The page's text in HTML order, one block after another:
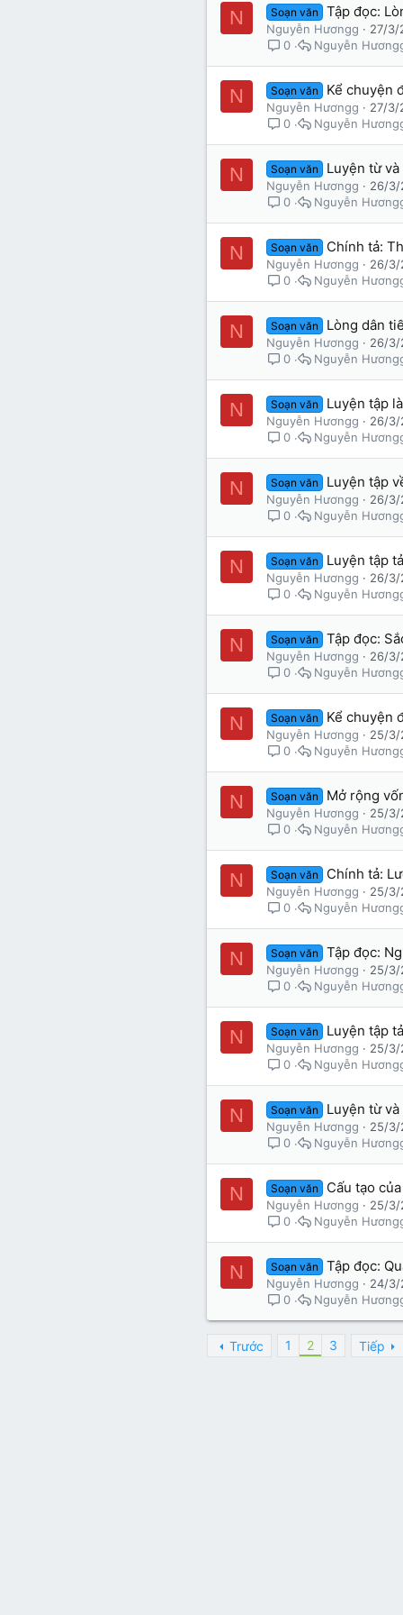
N Soạn văn Tập đọc:
Nguyễn Hươngg
27/3/
0
Nguyễn
N Soạn văn Kể chuyện
Nguyễn Hươngg
27/3/
0
Nguyễn
N Soạn văn Luyện từ
Nguyễn Hươngg
26/3/
0
Nguyễn
N Soạn văn Chính tả:
Nguyễn Hươngg
26/3/
0
Nguyễn
N Soạn văn Lòng dân
Nguyễn Hươngg
26/3/
0
Nguyễn
N Soạn văn Luyện tập
Nguyễn Hươngg
26/3/
0
Nguyễn
N Soạn văn Luyện tập
Nguyễn Hươngg
26/3/
0
Nguyễn
N Soạn văn Luyện tập
Nguyễn Hươngg
26/3/
0
Nguyễn
N Soạn văn Tập đọc:
Nguyễn Hươngg
26/3/
0
Nguyễn
N Soạn văn Kể chuyện
Nguyễn Hươngg
25/3/
0
Nguyễn
N Soạn văn Mở rộng
Nguyễn Hươngg
25/3/
0
Nguyễn
N Soạn văn Chính tả:
Nguyễn Hươngg
25/3/
0
Nguyễn
N Soạn văn Tập đọc:
Nguyễn Hươngg
25/3/
0
Nguyễn
N Soạn văn Luyện tập
Nguyễn Hươngg
25/3/
0
Nguyễn
N Soạn văn Luyện từ
Nguyễn Hươngg
25/3/
0
Nguyễn
N Soạn văn Cấu tạo
Nguyễn Hươngg
25/3/
0
Nguyễn
N Soạn văn Tập đọc:
Nguyễn Hươngg
24/3/
0
Nguyễn
Trước 1 2 3 Tiếp